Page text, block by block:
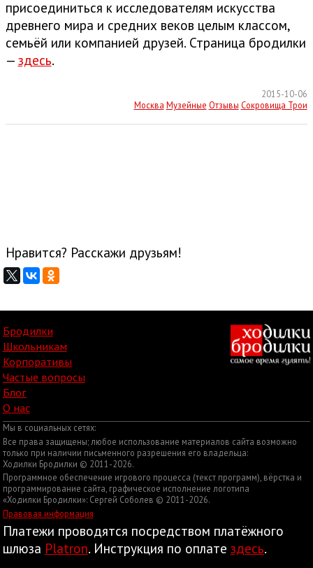
присоединиться к исследователям искусства
древнего мира и средних веков целым классом,
семьёй или компанией друзей. Страница бродилки
— здесь.
2015-10-06
Москва Музейные Отзывы Сокровища Трои
Нравится? Расскажи друзьям!
Бродилки
Школьникам
Корпоративы
Частые вопросы
Блог
О нас
Мы в социальных сетях:
Все права защищены; любое использование материалов сайта возможно
только при наличии письменного разрешения его владельца:
Ходилки Бродилки © 2011-2026.
Программное обеспечение игрового процесса (текст программ), вёрстка и
программирование сайта, графическое исполнение логотипа
«Ходилки Бродилки»: Сергей Соболев © 2011-2026.
Правовая информация
Платежи проводятся посредством платёжного
шлюза Platron. Инструкция по оплате здесь.